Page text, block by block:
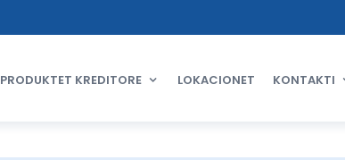
PRODUKTET KREDITORE LOKACIONET KONTAKTI